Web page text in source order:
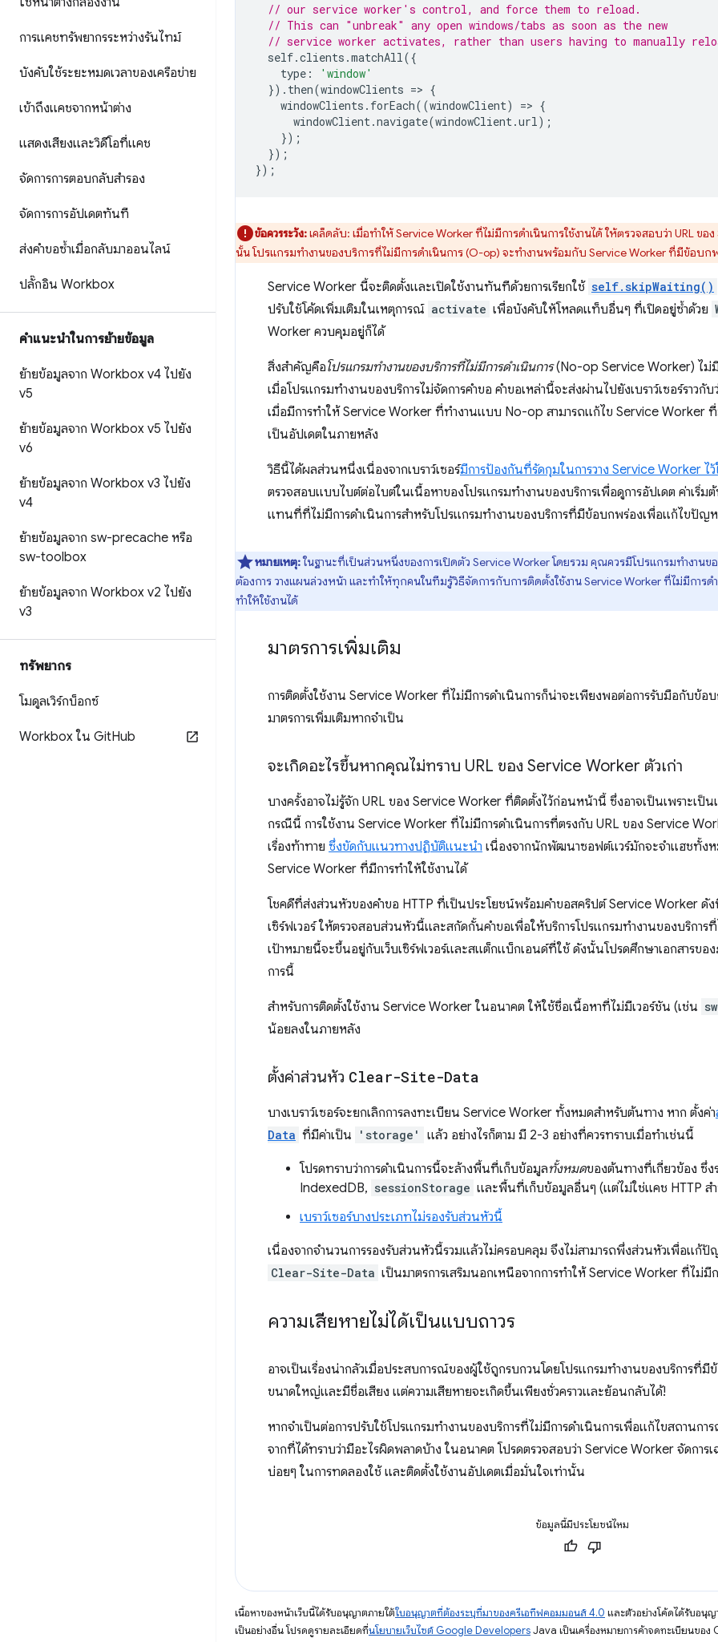
การแคชทรัพยากรระหว่างรันไทม์
บังคับใช้ระยะหมดเวลาของเครือข่าย
เข้าถึงแคชจากหน้าต่าง
แสดงเสียงและวิดีโอที่แคช
จัดการการตอบกลับสำรอง
จัดการการอัปเดตทันที
ส่งคำขอซ้ำเมื่อกลับมาออนไลน์
ปลั๊กอิน Workbox
คําแนะนําในการย้ายข้อมูล
ย้ายข้อมูลจาก Workbox v4 ไปยัง
v5
ย้ายข้อมูลจาก Workbox v5 ไปยัง
v6
ย้ายข้อมูลจาก Workbox v3 ไปยัง
v4
ย้ายข้อมูลจาก sw-precache หรือ
sw-toolbox
ย้ายข้อมูลจาก Workbox v2 ไปยัง
v3
ทรัพยากร
โมดูลเวิร์กบ็อกซ์
Workbox ใน GitHub
// our service worker's control, and force them to reload.
// This can "unbreak" any open windows/tabs as soon as the new
// service worker activates, rather than users having to manually
self.clients .matchAll({
type :
'window'
}). then(windowClients => {
windowClients . forEach((windowClient) => {
windowClient.navigate(windowClient.url);
});
});
});
ข้อควรระวัง:เคล็ดลับ: เมื่อทำให้ Service Worker ที่ไม่มีการดำเนินการใช้งานได้ ให้ตรวจสอบว่า URL ข
นั้น โปรแกรมทำงานของบริการที่ไม่มีการดำเนินการ (O-op) จะทำงานพร้อมกับ Service Worker ที่มีข้อบ
Service Worker นี้จะติดตั้งและเปิดใช้งานทันทีด้วยการเรียกใช้ self.skipWaiting()
ปรับใช้โค้ดเพิ่มเติมในเหตุการณ์ activate เพื่อบังคับให้โหลดแท็บอื่นๆ ที่เปิดอยู่ซ้ำด้วย
Worker ควบคุมอยู่ก็ได้
สิ่งสำคัญคือโปรแกรมทำงานของบริการที่ไม่มีการดำเนินการ(No-op Service Worker) ไม่
เมื่อโปรแกรมทำงานของบริการไม่จัดการคำขอ คำขอเหล่านี้จะส่งผ่านไปยังเบราว์เซอร์ราวกั
เมื่อมีการทำให้ Service Worker ที่ทำงานแบบ No-op สามารถแก้ไข Service Worker
เป็นอัปเดตในภายหลัง
วิธีนี้ได้ผลส่วนหนึ่งเนื่องจากเบราว์เซอร์มีการป้องกันที่รัดกุมในการวาง Service Worker ไ
ตรวจสอบแบบไบต์ต่อไบต์ในเนื้อหาของโปรแกรมทำงานของบริการเพื่อดูการอัปเดต ค่าเริ่ม
แทนที่ที่ไม่มีการดำเนินการสำหรับโปรแกรมทำงานของบริการที่มีข้อบกพร่องเพื่อแก้ไขปัญหา
หมายเหตุ:ในฐานะที่เป็นส่วนหนึ่งของการเปิดตัว Service Worker โดยรวม คุณควรมีโปรแกรมทำงานข
ต้องการ วางแผนล่วงหน้า และทำให้ทุกคนในทีมรู้วิธีจัดการกับการติดตั้งใช้งาน Service Worker ที่ไม่มีการด
ทำให้ใช้งานได้
มาตรการเพิ่มเติม
การติดตั้งใช้งาน Service Worker ที่ไม่มีการดำเนินการก็น่าจะเพียงพอต่อการรับมือกับข้
มาตรการเพิ่มเติมหากจำเป็น
จะเกิดอะไรขึ้นหากคุณไม่ทราบ URL ของ Service Worker ตัวเก่า
บางครั้งอาจไม่รู้จัก URL ของ Service Worker ที่ติดตั้งไว้ก่อนหน้านี้ ซึ่งอาจเป็นเพราะเป็
กรณีนี้ การใช้งาน Service Worker ที่ไม่มีการดำเนินการที่ตรงกับ URL ของ Service
เรื่องท้าทาย ซึ่งขัดกับแนวทางปฏิบัติแนะนำ เนื่องจากนักพัฒนาซอฟต์แวร์มักจะจำแฮชทั้งห
Service Worker ที่มีการทำให้ใช้งานได้
โชคดีที่ส่งส่วนหัวของคำขอ HTTP ที่เป็นประโยชน์พร้อมคำขอสคริปต์ Service Worker ดั
เซิร์ฟเวอร์ ให้ตรวจสอบส่วนหัวนี้และสกัดกั้นคำขอเพื่อให้บริการโปรแกรมทำงานของบริการ
เป้าหมายนี้จะขึ้นอยู่กับเว็บเซิร์ฟเวอร์และสแต็กแบ็กเอนด์ที่ใช้ ดังนั้นโปรดศึกษาเอกสารขอ
การนี้
สำหรับการติดตั้งใช้งาน Service Worker ในอนาคต ให้ใช้ชื่อเนื้อหาที่ไม่มีเวอร์ชัน (เช่น
น้อยลงในภายหลัง
ตั้งค่าส่วนหัว Clear-Site-Data
บางเบราว์เซอร์จะยกเลิกการลงทะเบียน Service Worker ทั้งหมดสำหรับต้นทาง หาก ตั้งค่า
Data ที่มีค่าเป็น 'storage' แล้ว อย่างไรก็ตาม มี 2-3 อย่างที่ควรทราบเมื่อทำเช่นนี้
โปรดทราบว่าการดำเนินการนี้จะล้างพื้นที่เก็บข้อมูลทั้งหมดของต้นทางที่เกี่ยวข้อง ซึ่
IndexedDB, sessionStorage และพื้นที่เก็บข้อมูลอื่นๆ (แต่ไม่ใช่แคช HTTP ส
เบราว์เซอร์บางประเภทไม่รองรับส่วนหัวนี้
เนื่องจากจำนวนการรองรับส่วนหัวนี้รวมแล้วไม่ครอบคลุม จึงไม่สามารถพึ่งส่วนหัวเพื่อแก้
Clear-Site-Data เป็นมาตรการเสริมนอกเหนือจากการทำให้ Service Worker ที่ไม่มีก
ความเสียหายไม่ได้เป็นแบบถาวร
อาจเป็นเรื่องน่ากลัวเมื่อประสบการณ์ของผู้ใช้ถูกรบกวนโดยโปรแกรมทำงานของบริการที่มี
ขนาดใหญ่และมีชื่อเสียง แต่ความเสียหายจะเกิดขึ้นเพียงชั่วคราวและย้อนกลับได้!
หากจำเป็นต่อการปรับใช้โปรแกรมทำงานของบริการที่ไม่มีการดำเนินการเพื่อแก้ไขสถานกา
จากที่ได้ทราบว่ามีอะไรผิดพลาดบ้าง ในอนาคต โปรดตรวจสอบว่า Service Worker จัดการ
บ่อยๆ ในการทดลองใช้ และติดตั้งใช้งานอัปเดตเมื่อมั่นใจเท่านั้น
ข้อมูลนี้มีประโยชน์ไหม
เนื้อหาของหน้าเว็บนี้ได้รับอนุญาตภายใต้ใบอนุญาตที่ต้องระบุที่มาของครีเอทีฟคอมมอนส์ 4.0 และตัวอย่างโค้ดได้รับอนุญ
เป็นอย่างอื่น โปรดดูรายละเอียดที่นโยบายเว็บไซต์ Google DevelopersJava เป็นเครื่องหมายการค้าจดทะเบียนขอ